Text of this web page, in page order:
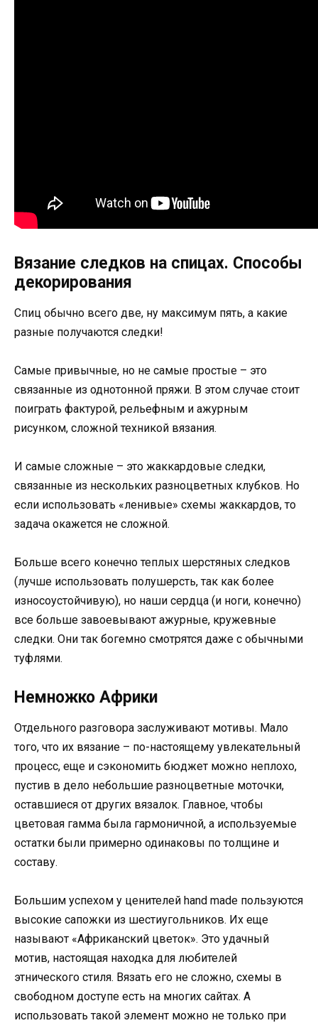
Вязание следков на спицах. Способы
декорирования
Спиц обычно всего две, ну максимум пять, а какие
разные получаются следки!
Самые привычные, но не самые простые – это
связанные из однотонной пряжи. В этом случае стоит
поиграть фактурой, рельефным и ажурным
рисунком, сложной техникой вязания.
И самые сложные – это жаккардовые следки,
связанные из нескольких разноцветных клубков. Но
если использовать «ленивые» схемы жаккардов, то
задача окажется не сложной.
Больше всего конечно теплых шерстяных следков
(лучше использовать полушерсть, так как более
износоустойчивую), но наши сердца (и ноги, конечно)
все больше завоевывают ажурные, кружевные
следки. Они так богемно смотрятся даже с обычными
туфлями.
Немножко Африки
Отдельного разговора заслуживают мотивы. Мало
того, что их вязание – по-настоящему увлекательный
процесс, еще и сэкономить бюджет можно неплохо,
пустив в дело небольшие разноцветные моточки,
оставшиеся от других вязалок. Главное, чтобы
цветовая гамма была гармоничной, а используемые
остатки были примерно одинаковы по толщине и
составу.
Большим успехом у ценителей hand made пользуются
высокие сапожки из шестиугольников. Их еще
называют «Африканский цветок». Это удачный
мотив, настоящая находка для любителей
этнического стиля. Вязать его не сложно, схемы в
свободном доступе есть на многих сайтах. А
использовать такой элемент можно не только при